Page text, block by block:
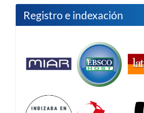
Registro e indexación